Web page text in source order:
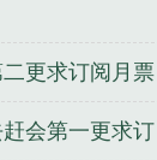
更求订阅月票
会第一更求订